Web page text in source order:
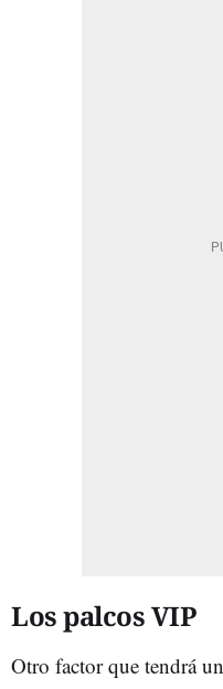
Los palcos VIP
Otro factor que tendrá